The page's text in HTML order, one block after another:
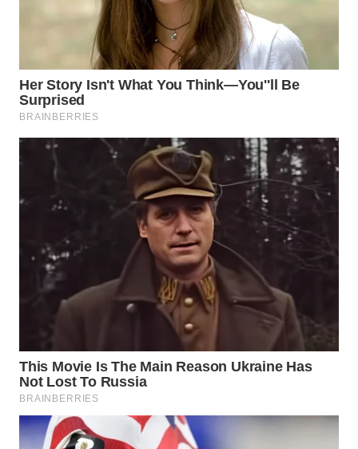
TRAVEL
WAHANA
TV
WAHANANEWS
WAHANANEWS
CO ID
WAHANANEWS
WAHANA
SPORT
WAHANA
UMKM